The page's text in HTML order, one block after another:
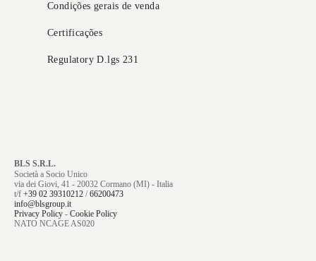
Condições gerais de venda
Certificações
Regulatory D.lgs 231
BLS S.R.L.
Società a Socio Unico
via dei Giovi, 41 - 20032 Cormano (MI) - Italia
t/f +39 02 39310212 /66200473
info@blsgroup.it
Privacy Policy - Cookie Policy
NATO NCAGE AS020